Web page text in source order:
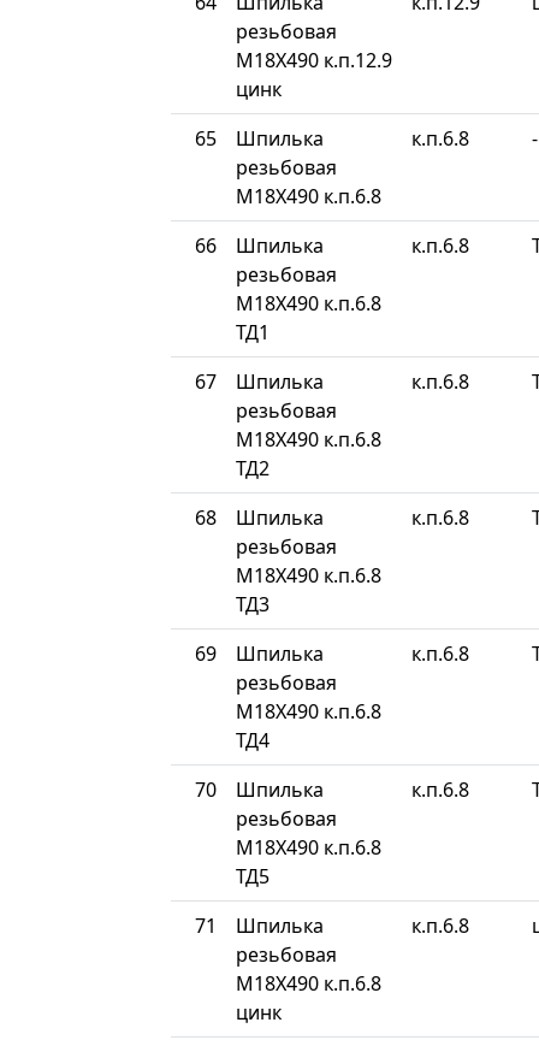
резьбовая
М18Х490 к.п.12.9
цинк
65
Шпилька
резьбовая
М18Х490 к.п.6.8
к.п.6.8 -
66
Шпилька
резьбовая
М18Х490 к.п.6.8
ТД1
к.п.6.8
67
Шпилька
резьбовая
М18Х490 к.п.6.8
ТД2
к.п.6.8
68
Шпилька
резьбовая
М18Х490 к.п.6.8
ТД3
к.п.6.8
69
Шпилька
резьбовая
М18Х490 к.п.6.8
ТД4
к.п.6.8
70
Шпилька
резьбовая
М18Х490 к.п.6.8
ТД5
к.п.6.8
71
Шпилька
резьбовая
М18Х490 к.п.6.8
цинк
к.п.6.8